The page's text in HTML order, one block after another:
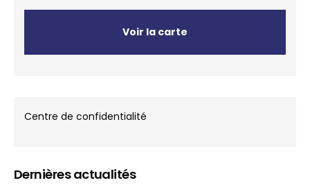
Voir la carte
Centre de confidentialité
Dernières actualités